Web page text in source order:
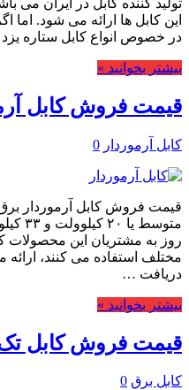
این کابل ها ارائه می شود. اما
در خصوص انواع کابل ستاره
بیشتر بخوانید »
قیمت فروش کابل
کابل آرموردار 0
قیمت فروش کابل آرموردار
روز به مشتریان این محصولات
مختلف استفاده می کنند،
دریافت …
بیشتر بخوانید »
قیمت فروش کابل
کابل برق 0